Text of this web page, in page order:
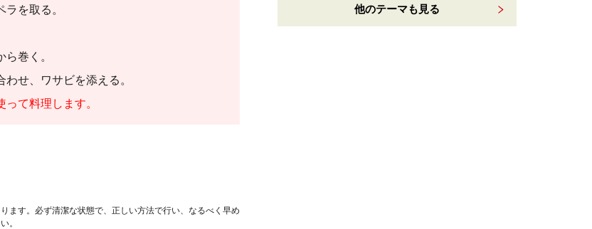
を取る。
巻く。
せ、ワサビを添える。
て料理します。
ます。必ず清潔な状態で、正しい方法で行い、なるべく早め
。
他のテーマも見る